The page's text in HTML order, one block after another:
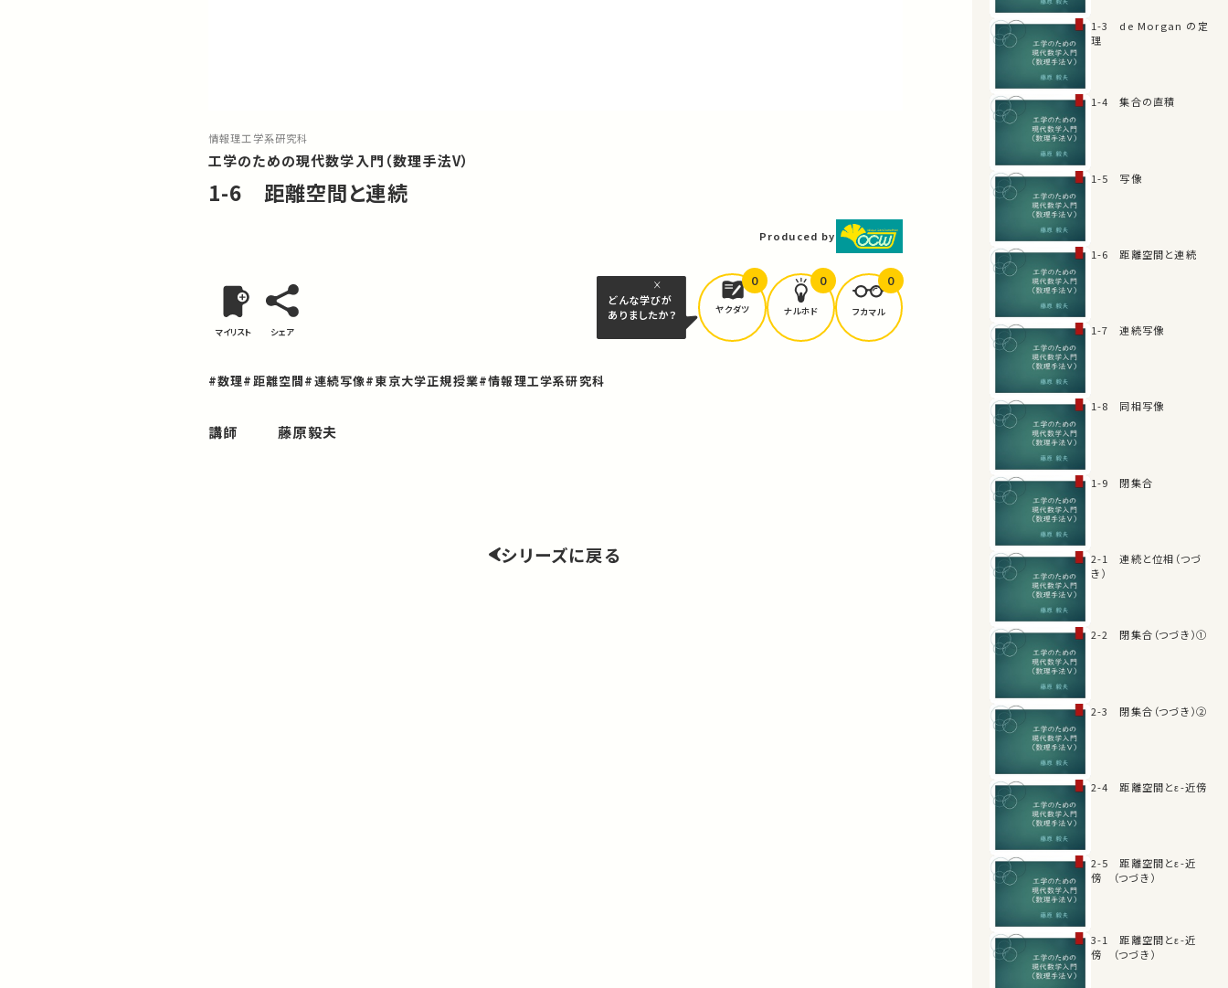
情報理工学系研究科
工学のための現代数学入門（数理手法V）
1-6 距離空間と連続
Produced by
マイリスト シェア
どんな学びが
ありましたか？
ヤクダツ
0
ナルホド
0
フカマル
0
#数理#距離空間#連続写像#東京大学正規授業#情報理工学系研究科
講師 藤原毅夫
シリーズに戻る
1-3 de Morgan の定
理
1-4 集合の直積
1-5 写像
1-6 距離空間と連続
1-7 連続写像
1-8 同相写像
1-9 閉集合
2-1 連続と位相（つづ
き）
2-2 閉集合（つづき）①
2-3 閉集合（つづき）②
2-4 距離空間とε-近傍
2-5 距離空間とε-近
傍 （つづき）
3-1 距離空間とε-近
傍 （つづき）